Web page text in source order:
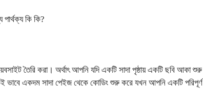
কি কি?
তৈরি করা। অর্থাৎ আপনি যদি একটি সাদা পৃষ্ঠায় একটি ছবি আকা শুরু
একদম সাদা পেইজ থেকে কোডিং শুরু করে যখন আপনি একটি পরিপূর্ণ